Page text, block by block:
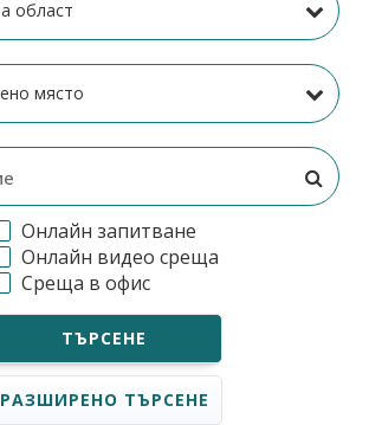
Онлайн запитване
Онлайн видео среща
Среща в офис
ТЪРСЕНЕ
РАЗШИРЕНО ТЪРСЕНЕ